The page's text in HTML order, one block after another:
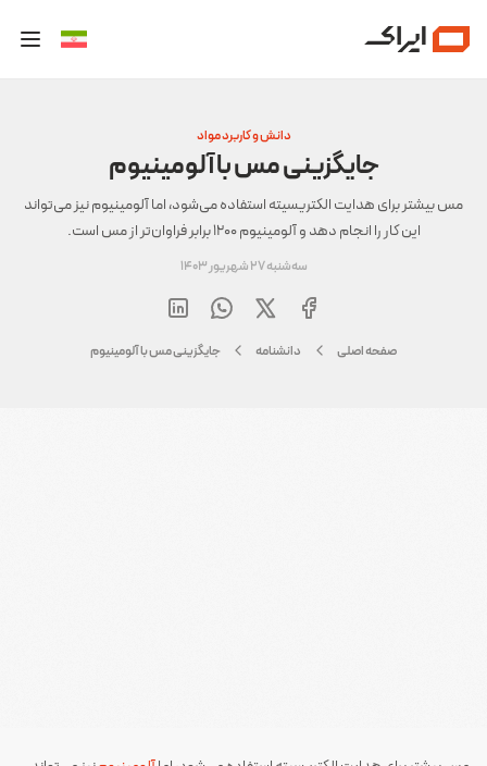
دانش و کاربرد مواد
جایگزینی مس با آلومینیوم
مس بیشتر برای هدایت الکتریسیته استفاده می‌شود، اما آلومینیوم نیز می‌تواند
این کار را انجام دهد و آلومینیوم 1200 برابر فراوان‌تر از مس است.
سه‌شنبه 27 شهریور 1403
صفحه اصلی دانشنامه جایگزینی مس با آلومینیوم